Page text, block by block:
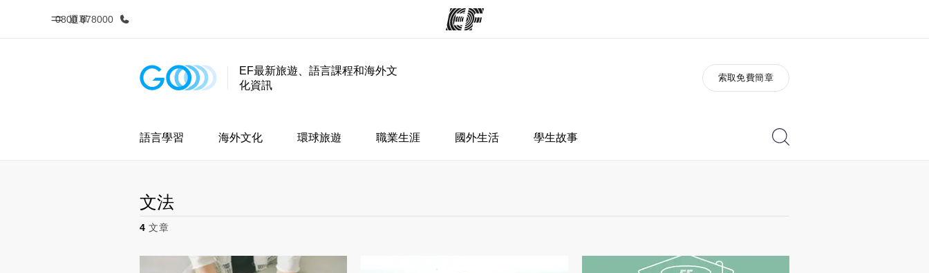
選單
0800 878000
首頁
EF最新旅遊、語言課程和海外文
化資訊
索取免費簡章
語言學習 海外文化 環球旅遊 職業生涯 國外生活 學生故事
文法
4 文章